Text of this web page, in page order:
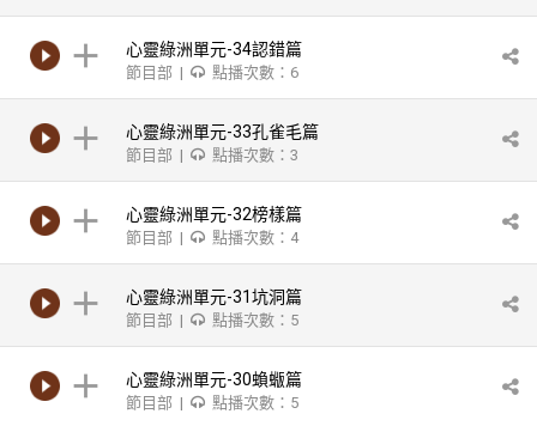
心靈綠洲單元-34認錯篇
節目部 | 點播次數：6
心靈綠洲單元-33孔雀毛篇
節目部 | 點播次數：3
心靈綠洲單元-32榜樣篇
節目部 | 點播次數：4
心靈綠洲單元-31坑洞篇
節目部 | 點播次數：5
心靈綠洲單元-30蝜蝂篇
節目部 | 點播次數：5